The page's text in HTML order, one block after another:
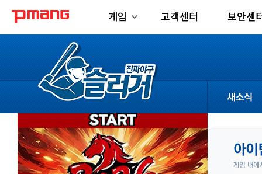
게임 고객센터 보안센
업데이트
이벤트